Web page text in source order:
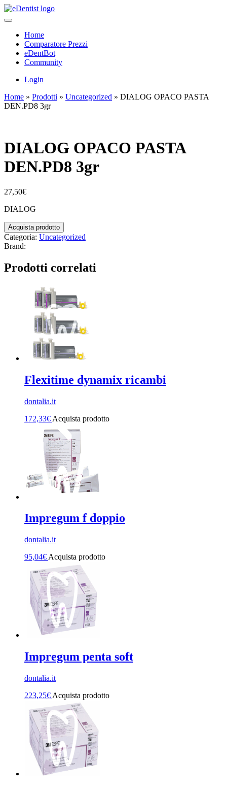
Home
Comparatore Prezzi
eDentBot
Community
Login
Home » Prodotti » Uncategorized » DIALOG OPACO PASTA
DEN.PD8 3gr
DIALOG OPACO PASTA
DEN.PD8 3gr
27,50€
DIALOG
Acquista prodotto
Categoria: Uncategorized
Brand:
Prodotti correlati
Flexitime dynamix ricambi
dontalia.it
172,33€ Acquista prodotto
Impregum f doppio
dontalia.it
95,04€ Acquista prodotto
Impregum penta soft
dontalia.it
223,25€ Acquista prodotto